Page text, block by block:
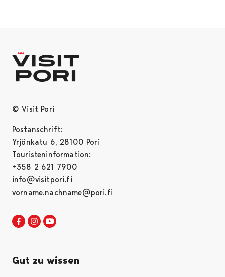
© Visit Pori
Postanschrift:
Yrjönkatu 6, 28100 Pori
Touristeninformation:
+358 2 621 7900
info@visitpori.fi
vorname.nachname@pori.fi
Visit Pori in Facebook
Opens in a new tab
Visit Pori in Instagram
Opens in a new tab
Gut zu wissen